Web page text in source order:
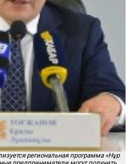
региональная программа «Нұр